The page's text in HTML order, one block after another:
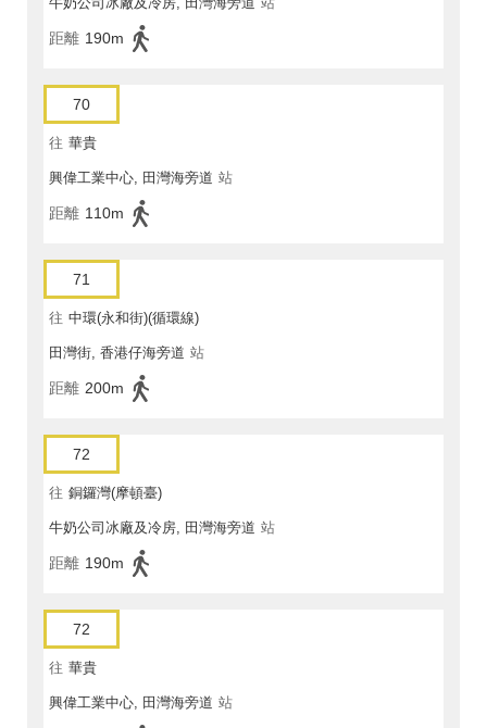
距離 190m
70
往 華貴
興偉工業中心, 田灣海旁道 站
距離 110m
71
往 中環(永和街)(循環線)
田灣街, 香港仔海旁道 站
距離 200m
72
往 銅鑼灣(摩頓臺)
牛奶公司冰廠及冷房, 田灣海旁道 站
距離 190m
72
往 華貴
興偉工業中心, 田灣海旁道 站